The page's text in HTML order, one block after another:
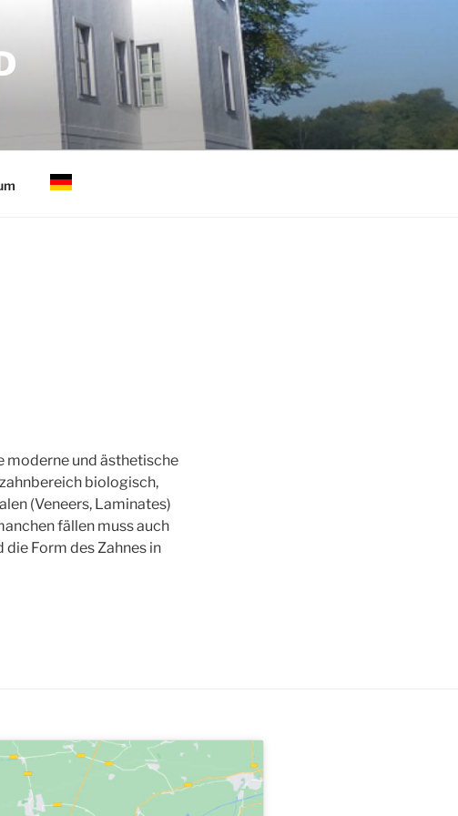
moderne und ästhetische
biologisch,
(Veneers, Laminates)
fällen muss auch
Form des Zahnes in